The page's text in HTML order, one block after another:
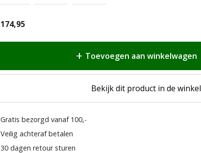
174,95
Toevoegen aan winkelwagen
Bekijk dit product in de winkel
Gratis bezorgd vanaf 100,-
Veilig achteraf betalen
30 dagen retour sturen